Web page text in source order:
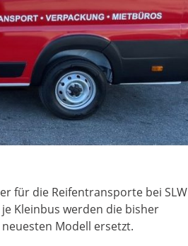
für die Reifentransporte bei SLW
Kleinbus werden die bisher
Modell ersetzt.